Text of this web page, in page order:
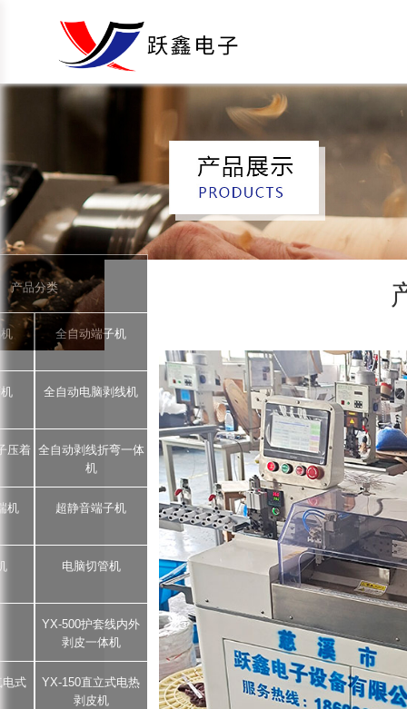
产品分类
全自动端子机
全自动电脑剥线机
压着 全自动剥线折弯一体
机
机 超静音端子机
电脑切管机
YX-500护套线内外
剥皮一体机
电式
YX-150直立式电热
剥皮机